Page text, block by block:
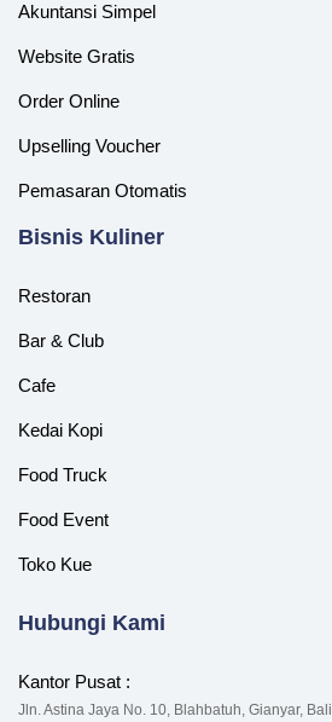
Akuntansi Simpel
Website Gratis
Order Online
Upselling Voucher
Pemasaran Otomatis
‎Bisnis Kuliner
Restoran
Bar & Club
Cafe
Kedai Kopi
Food Truck
Food Event
Toko Kue
Hubungi Kami
Kantor Pusat :
Jln. Astina Jaya No. 10, Blahbatuh, Gianyar, Bali